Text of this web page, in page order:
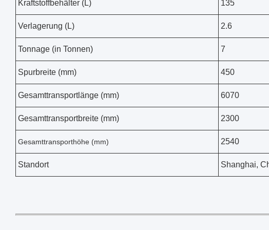
Kraftstoffbehälter (L) 135
Verlagerung (L) 2.6
Tonnage (in Tonnen) 7
Spurbreite (mm) 450
Gesamttransportlänge (mm) 6070
Gesamttransportbreite (mm) 2300
Gesamttransporthöhe (mm) 2540
Standort Shanghai,